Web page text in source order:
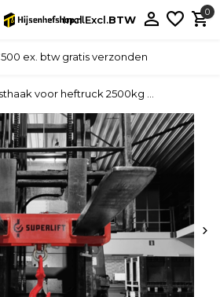
Incl.Excl.BTW
0
ex. btw gratis verzonden
voor heftruck 2500kg ...